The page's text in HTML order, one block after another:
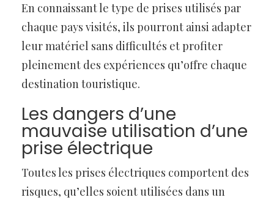
En connaissant le type de prises utilisés par
chaque pays visités, ils pourront ainsi adapter
leur matériel sans difficultés et profiter
pleinement des expériences qu’offre chaque
destination touristique.
Les dangers d’une
mauvaise utilisation d’une
prise électrique
Toutes les prises électriques comportent des
risques, qu’elles soient utilisées dans un